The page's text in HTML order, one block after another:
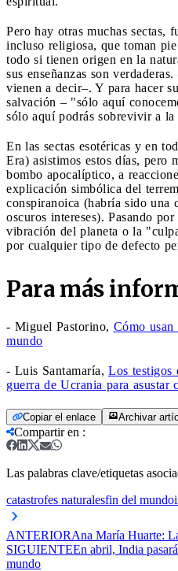
Pero hay otras muchas sectas,
incluso religiosa, que toman
todo si tienen origen en la
sus enseñanzas son
vienen a decir–. Y para hacer
salvación – "sólo aquí
sólo aquí podrás sobrevivir a
En las sectas esotéricas y en
Era) asistimos estos días, pero
bombo apocalíptico, a
explicación simbólica del
conspiranoica (habría sido una
oscuros intereses). Pasando
vibración del planeta o la
por cualquier tipo de defecto
Para más
- Miguel Pastorino, Cómo
mundo
- Luis Santamaría, Los testigos
guerra de Ucrania para asustar
Copiar el enlace Archivar
Compartir en :
Las palabras clave/etiquetas
catastrofes naturalesfin del mundo
ANTERIORAna María Huarte:
SIGUIENTEEn abril, India
mundo